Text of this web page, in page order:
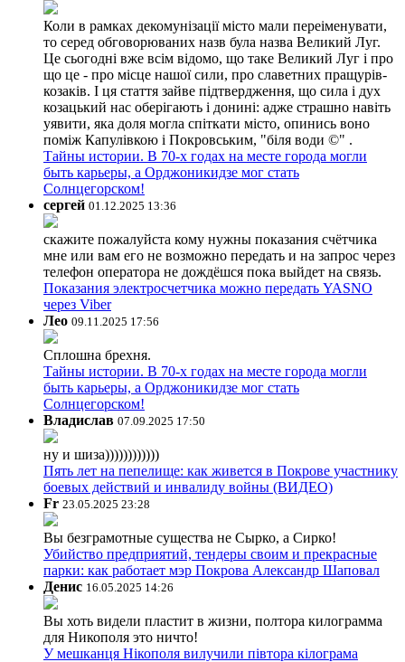
Коли в рамках декомунізації місто мали переіменувати,
то серед обговорюваних назв була назва Великий Луг.
Це сьогодні вже всім відомо, що таке Великий Луг і про
що це - про місце нашої сили, про славетних пращурів-
козаків. І ця стаття зайве підтвердження, що сила і дух
козацький нас оберігають і донині: адже страшно навіть
уявити, яка доля могла спіткати місто, опинись воно
поміж Капулівкою і Покровським, "біля води ©" .
Тайны истории. В 70-х годах на месте города могли
быть карьеры, а Орджоникидзе мог стать
Солнцегорском!
сергей 01.12.2025 13:36
скажите пожалуйста кому нужны показания счётчика
мне или вам его не возможно передать и на запрос через
телефон оператора не дождёшся пока выйдет на связь.
Показания электросчетчика можно передать YASNO
через Viber
Лео 09.11.2025 17:56
Сплошна брехня.
Тайны истории. В 70-х годах на месте города могли
быть карьеры, а Орджоникидзе мог стать
Солнцегорском!
Владислав 07.09.2025 17:50
ну и шиза))))))))))))
Пять лет на пепелище: как живется в Покрове участнику
боевых действий и инвалиду войны (ВИДЕО)
Fr 23.05.2025 23:28
Вы безграмотные существа не Сырко, а Сирко!
Убийство предприятий, тендеры своим и прекрасные
парки: как работает мэр Покрова Александр Шаповал
Денис 16.05.2025 14:26
Вы хоть видели пластит в жизни, полтора килограмма
для Никополя это ничто!
У мешканця Нікополя вилучили півтора кілограма